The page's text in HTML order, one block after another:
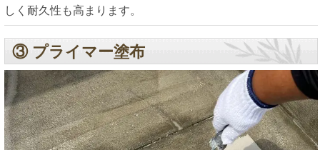
しく耐久性も高まります。
③ プライマー塗布